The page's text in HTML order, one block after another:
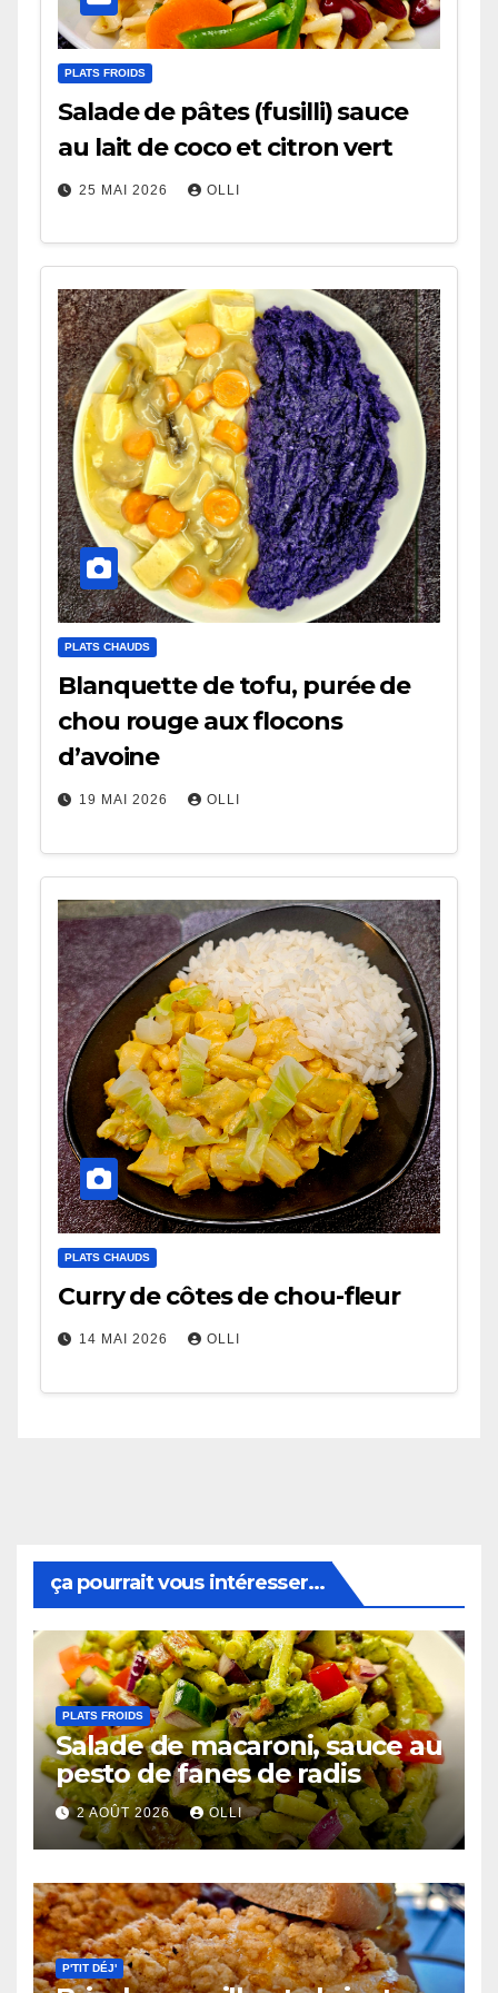
PLATS FROIDS
Salade de pâtes (fusilli) sauce
au lait de coco et citron vert
25 MAI 2026 OLLI
PLATS CHAUDS
Blanquette de tofu, purée de
chou rouge aux flocons
d’avoine
19 MAI 2026 OLLI
PLATS CHAUDS
Curry de côtes de chou-fleur
14 MAI 2026 OLLI
ça pourrait vous intéresser...
PLATS FROIDS
Salade de macaroni, sauce au
pesto de fanes de radis
2 AOÛT 2026 OLLI
P'TIT DÉJ'